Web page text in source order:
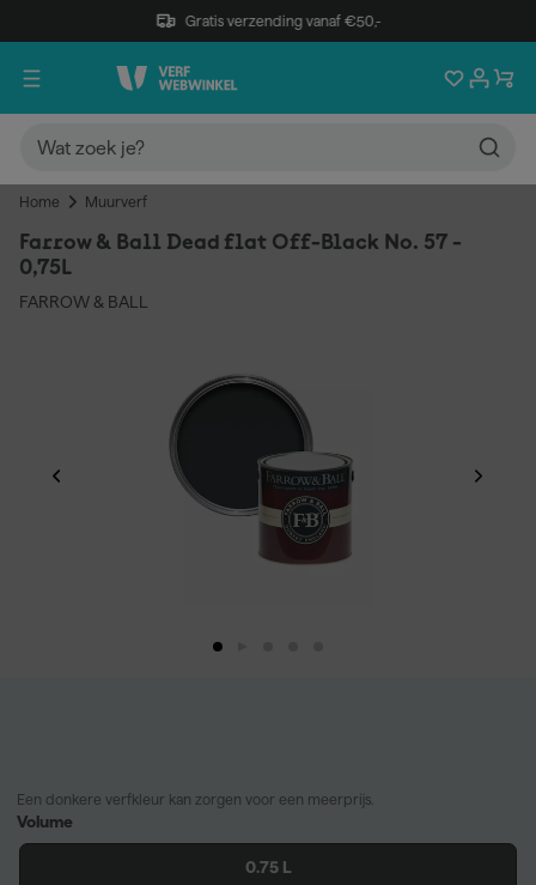
Gratis verzending vanaf €50,-
Home Muurverf
Farrow & Ball Dead flat Off-Black No. 57 -
0,75L
FARROW & BALL
Een donkere verfkleur kan zorgen voor een meerprijs.
Volume
0.75 L